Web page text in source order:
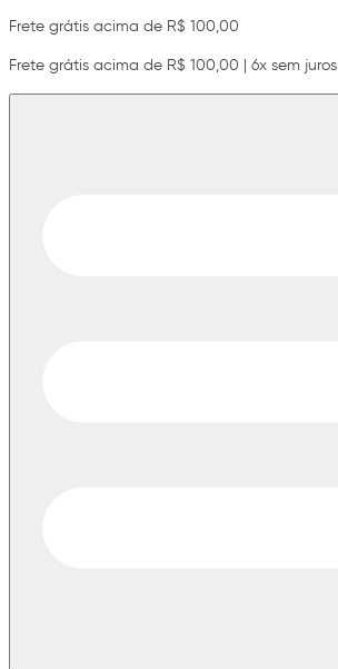
Frete grátis acima de R$ 100,00
Frete grátis acima de R$ 100,00 | 6x sem juros